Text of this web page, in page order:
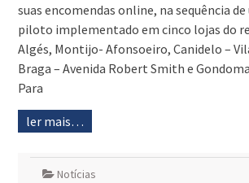
suas encomendas online, na sequência
piloto implementado em cinco lojas do
Algés, Montijo- Afonsoeiro, Canidelo –
Braga – Avenida Robert Smith e
Para
ler mais…
Notícias